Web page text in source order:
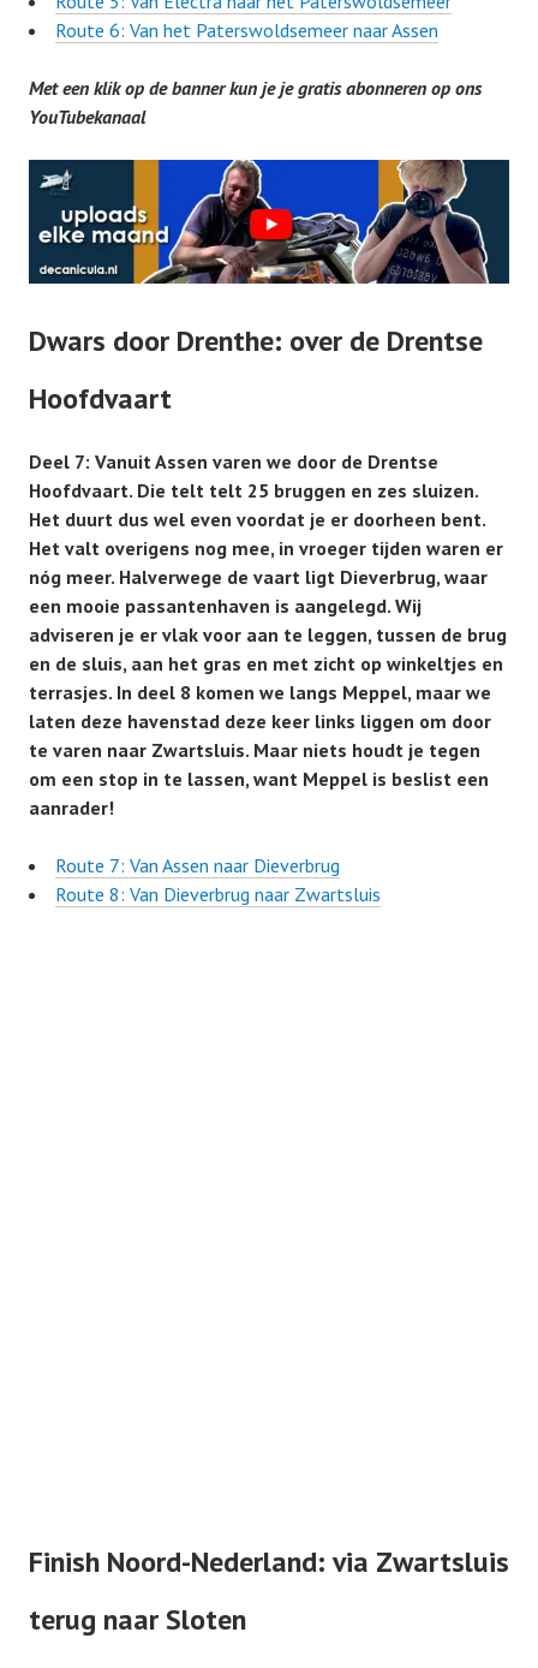
Route 6: Van het Paterswoldsemeer naar Assen
Met een klik op de banner kun je je gratis abonneren op ons
YouTubekanaal
Dwars door Drenthe: over de Drentse
Hoofdvaart
Deel 7: Vanuit Assen varen we door de Drentse
Hoofdvaart. Die telt telt 25 bruggen en zes sluizen.
Het duurt dus wel even voordat je er doorheen bent.
Het valt overigens nog mee, in vroeger tijden waren er
nóg meer. Halverwege de vaart ligt Dieverbrug, waar
een mooie passantenhaven is aangelegd. Wij
adviseren je er vlak voor aan te leggen, tussen de brug
en de sluis, aan het gras en met zicht op winkeltjes en
terrasjes. In deel 8 komen we langs Meppel, maar we
laten deze havenstad deze keer links liggen om door
te varen naar Zwartsluis. Maar niets houdt je tegen
om een stop in te lassen, want Meppel is beslist een
aanrader!
Route 7: Van Assen naar Dieverbrug
Route 8: Van Dieverbrug naar Zwartsluis
Finish Noord-Nederland: via Zwartsluis
terug naar Sloten